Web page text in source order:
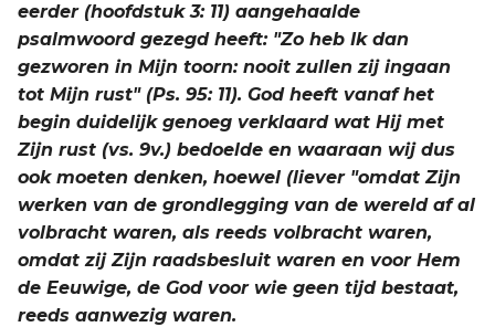
eerder (hoofdstuk 3: 11) aangehaalde
psalmwoord gezegd heeft: "Zo heb Ik dan
gezworen in Mijn toorn: nooit zullen zij ingaan
tot Mijn rust" (Ps. 95: 11). God heeft vanaf het
begin duidelijk genoeg verklaard wat Hij met
Zijn rust (vs. 9v.) bedoelde en waaraan wij dus
ook moeten denken, hoewel (liever "omdat Zijn
werken van de grondlegging van de wereld af al
volbracht waren, als reeds volbracht waren,
omdat zij Zijn raadsbesluit waren en voor Hem
de Eeuwige, de God voor wie geen tijd bestaat,
reeds aanwezig waren.